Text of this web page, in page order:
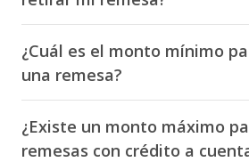
¿Cuál es el monto mínimo
una remesa?
¿Existe un monto máximo
remesas con crédito a